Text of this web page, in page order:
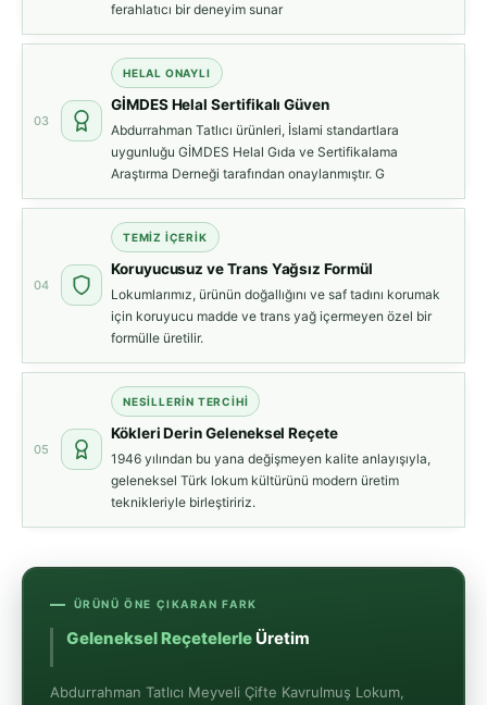
ferahlatıcı bir deneyim sunar
03
HELAL ONAYLI
GİMDES Helal Sertifikalı Güven
Abdurrahman Tatlıcı ürünleri, İslami standartlara
uygunluğu GİMDES Helal Gıda ve Sertifikalama
Araştırma Derneği tarafından onaylanmıştır. G
04
TEMIZ İÇERIK
Koruyucusuz ve Trans Yağsız Formül
Lokumlarımız, ürünün doğallığını ve saf tadını korumak
için koruyucu madde ve trans yağ içermeyen özel bir
formülle üretilir.
05
NESILLERIN TERCIHI
Kökleri Derin Geleneksel Reçete
1946 yılından bu yana değişmeyen kalite anlayışıyla,
geleneksel Türk lokum kültürünü modern üretim
teknikleriyle birleştiririz.
ÜRÜNÜ ÖNE ÇIKARAN FARK
Gelenekse
Abdurrahman Tatlıcı Meyveli Çifte Kavrulmuş Lokum,